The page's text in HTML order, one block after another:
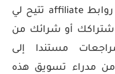
وبعضها الآخر قد أستخدم فيه روابط affiliate تتيح لي
أو شرائك من
مستندا إلى
من مدراء تسويق هذه